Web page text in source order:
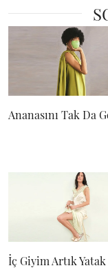
Ananasını Tak Da
İç Giyim Artık Yatak